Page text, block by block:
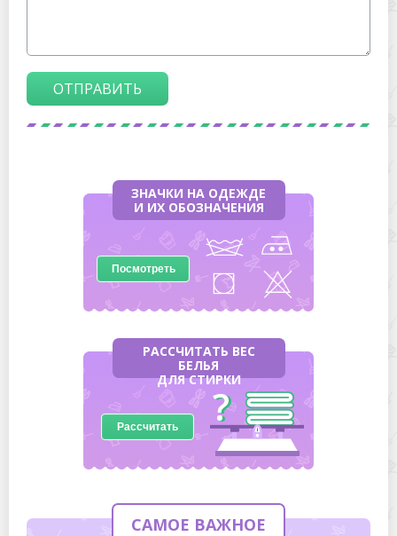
ОТПРАВИТЬ
ЗНАЧКИ НА ОДЕЖДЕ
И ИХ ОБОЗНАЧЕНИЯ
Посмотреть
РАССЧИТАТЬ ВЕС
БЕЛЬЯ
ДЛЯ СТИРКИ
Рассчитать
САМОЕ ВАЖНОЕ